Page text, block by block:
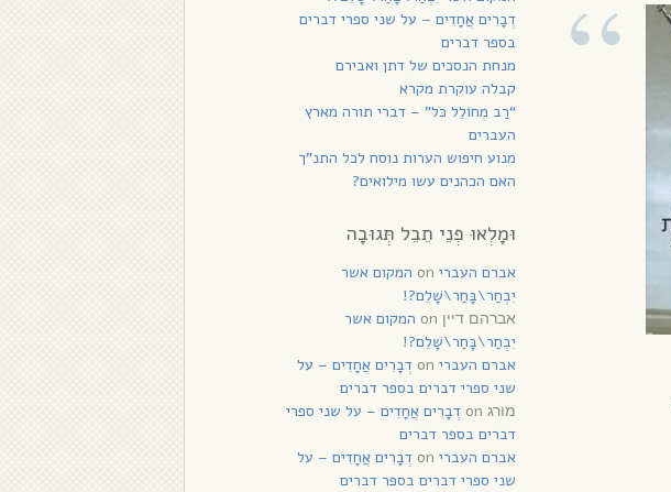
דְבָרִים אֲחָדִים – על שני ספרי דברים
בספר דברים
מנחת הנסכים של דתן ואבירם
קבלה עוקרת מקרא
“רַב מְחוֹלֵל כֹּל” – דברי תורה מארץ
העברים
מנוע חיפוש הערות נוסח לכל התנ”ך
האם הכהנים עשו מילואים?
וּמָלְאוּ פְנֵי תֵבֵל תְּגוּבָה
אברם העברי
המקום אשר
יִבְחַר\בָּחַר\שָׁלֵם?!
אברהם דיין
המקום אשר
יִבְחַר\בָּחַר\שָׁלֵם?!
אברם העברי
דְבָרִים אֲחָדִים – על
שני ספרי דברים בספר דברים
מורג
דְבָרִים אֲחָדִים – על שני ספרי
דברים בספר דברים
אברם העברי
דְבָרִים אֲחָדִים – על
שני ספרי דברים בספר דברים